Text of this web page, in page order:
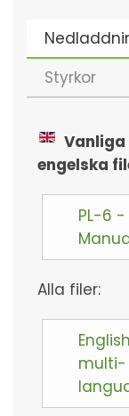
Styrkor
Vanliga
engelska
PL-6 -
Alla filer:
multi-